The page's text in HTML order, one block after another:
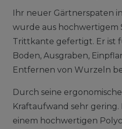
Ihr neuer Gärtnerspaten
wurde aus hochwertigem
Trittkante gefertigt. Er ist
Boden, Ausgraben,
Entfernen von Wurzeln
Durch seine
Kraftaufwand sehr
einem hochwertigen